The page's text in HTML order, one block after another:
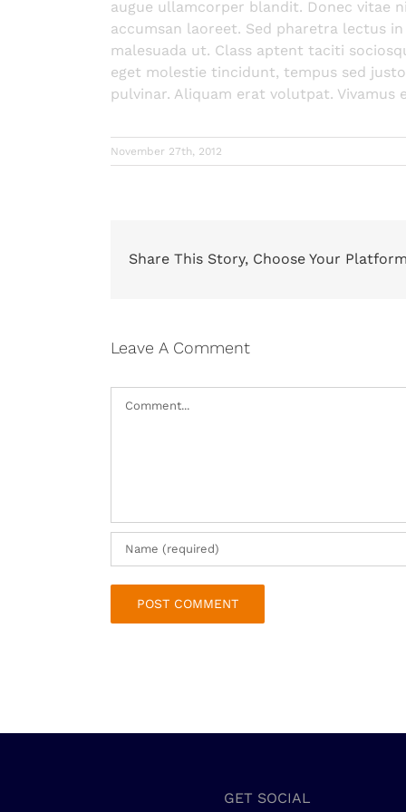
augue ullamcorper blandit. Donec vitae
accumsan laoreet. Sed pharetra lectus
malesuada ut. Class aptent taciti
eget molestie tincidunt, tempus sed
pulvinar. Aliquam erat volutpat.
November 27th, 2012
Share This Story, Choose Your
Leave A Comment
Comment
GET SOCIAL